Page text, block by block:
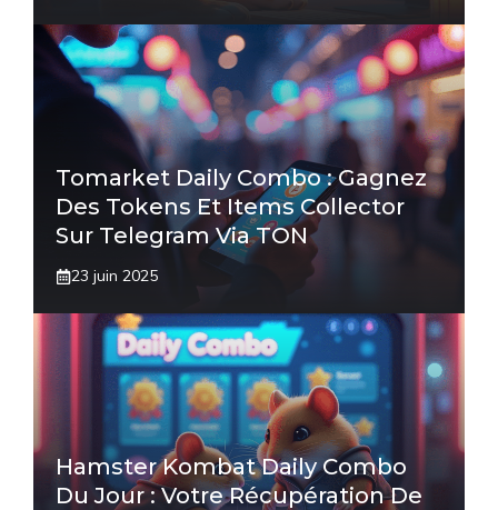
Tomarket Daily Combo : Gagnez
Des Tokens Et Items Collector
Sur Telegram Via TON
23 juin 2025
Hamster Kombat Daily Combo
Du Jour : Votre Récupération De